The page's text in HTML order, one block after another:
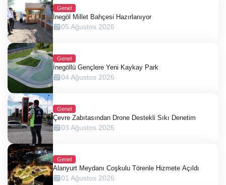
Genel
İnegöl Millet Bahçesi Hazırlanıyor
05 Ağustos 2026
Genel
İnegöllü Gençlere Yeni Kaykay Park
04 Ağustos 2026
Genel
Çevre Zabıtasından Drone Destekli Sıkı Denetim
03 Ağustos 2026
Genel
Alanyurt Meydanı Coşkulu Törenle Hizmete Açıldı
01 Ağustos 2026